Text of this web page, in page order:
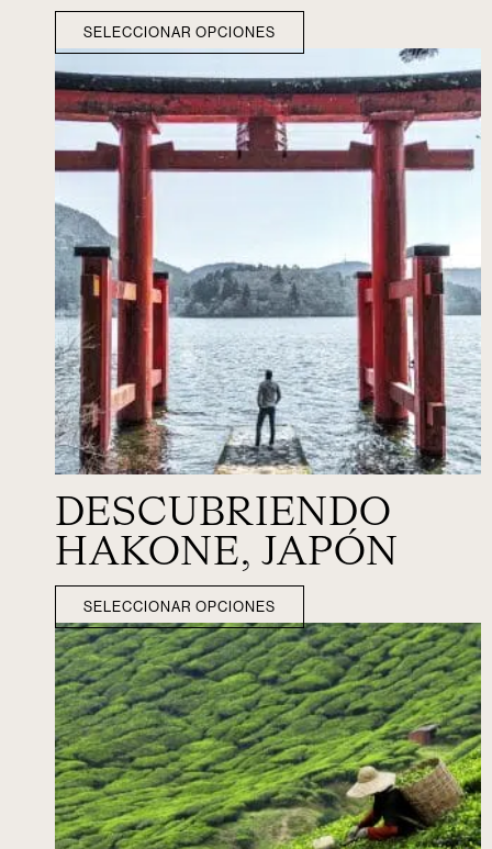
SELECCIONAR OPCIONES
DESCUBRIENDO
HAKONE, JAPÓN
SELECCIONAR OPCIONES